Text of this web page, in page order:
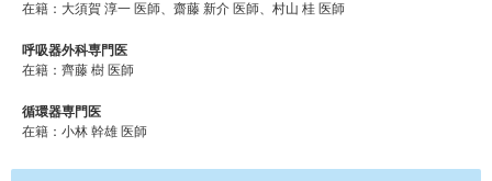
在籍：大須賀 淳一 医師、齋藤 新介 医師、村山 桂 医師
呼吸器外科専門医
在籍：齊藤 樹 医師
循環器専門医
在籍：小林 幹雄 医師